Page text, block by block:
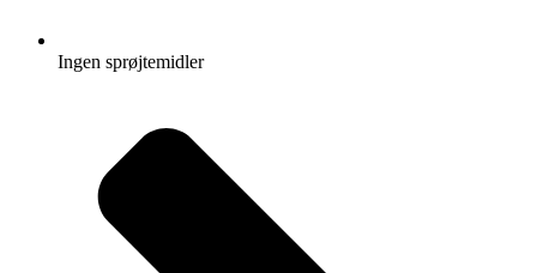
Ingen sprøjtemidler